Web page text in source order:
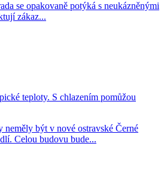
se opakovaně potýká s neukázněnými
zákaz...
teploty. S chlazením pomůžou
být v nové ostravské Černé
Celou budovu bude...